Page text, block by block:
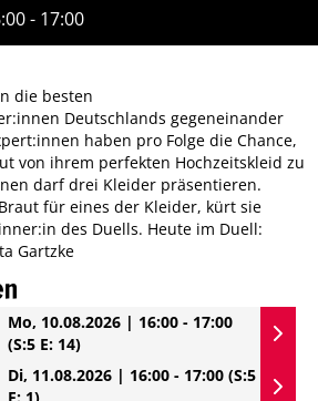
- 17:00
die besten
Deutschlands gegeneinander
haben pro Folge die Chance,
von ihrem perfekten Hochzeitskleid zu
darf drei Kleider präsentieren.
für eines der Kleider, kürt sie
des Duells. Heute im Duell:
Gartzke
Mo, 10.08.2026 | 16:00 - 17:00
(S:5 E: 14)
Di, 11.08.2026 | 16:00 - 17:00 (S:5